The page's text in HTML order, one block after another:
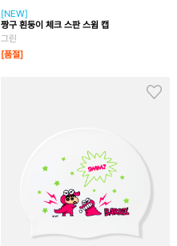
[NEW]
짱구 흰둥이 체크 스판 스윔 캡
그린
[품절]